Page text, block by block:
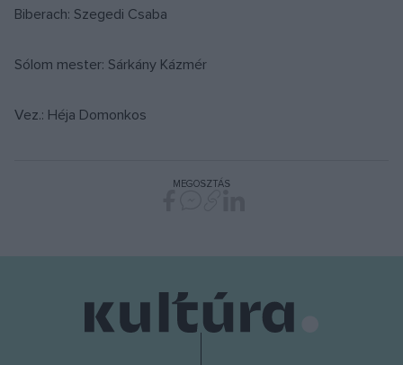
Biberach: Szegedi Csaba
Sólom mester: Sárkány Kázmér
Vez.: Héja Domonkos
MEGOSZTÁS